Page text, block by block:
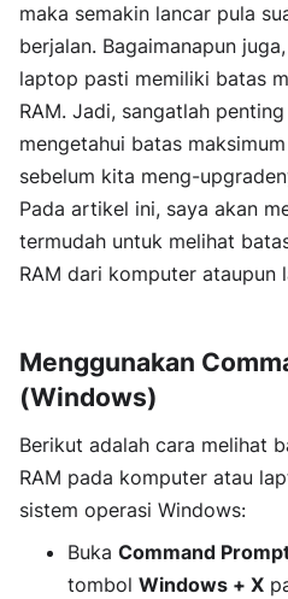
maka semakin lancar pula
berjalan. Bagaimanapun
laptop pasti memiliki batas
RAM. Jadi, sangatlah
mengetahui batas
sebelum kita meng-
Pada artikel ini, saya akan
termudah untuk melihat
RAM dari komputer ataupun
Menggunakan
(Windows)
Berikut adalah cara melihat
RAM pada komputer atau
sistem operasi Windows:
Buka Command
tombol Windows + X